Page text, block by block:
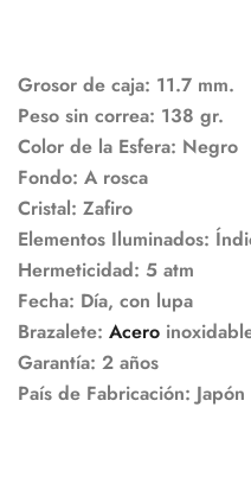
Grosor de caja: 11.7 mm.
Peso sin correa: 138 gr.
Color de la Esfera: Negro
Fondo: A rosca
Cristal: Zafiro
Elementos Iluminados:
Hermeticidad: 5 atm
Fecha: Día, con lupa
Brazalete: Acero
Garantía: 2 años
País de Fabricación: Japón